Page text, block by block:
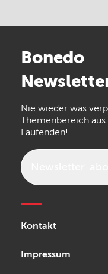
Arturia
the t.bone
Walrus Audio
Bonedo
Nie wieder was
Themenbereich
Laufenden!
Kontakt
Impressum